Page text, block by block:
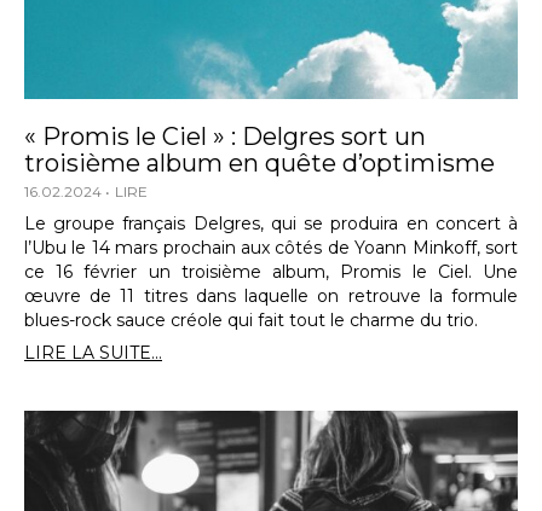
« Promis le Ciel » : Delgres sort un
troisième album en quête d’optimisme
16.02.2024 LIRE
Le groupe français Delgres, qui se produira en concert à
l’Ubu le 14 mars prochain aux côtés de Yoann Minkoff, sort
ce 16 février un troisième album, Promis le Ciel. Une
œuvre de 11 titres dans laquelle on retrouve la formule
blues-rock sauce créole qui fait tout le charme du trio.
LIRE LA SUITE...